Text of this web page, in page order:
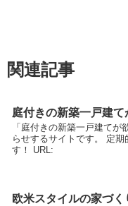
関連記事
庭付きの新築一戸建て
「庭付きの新築一戸建て
らせするサイトです。 定
す！ URL:
欧米スタイルの家づく